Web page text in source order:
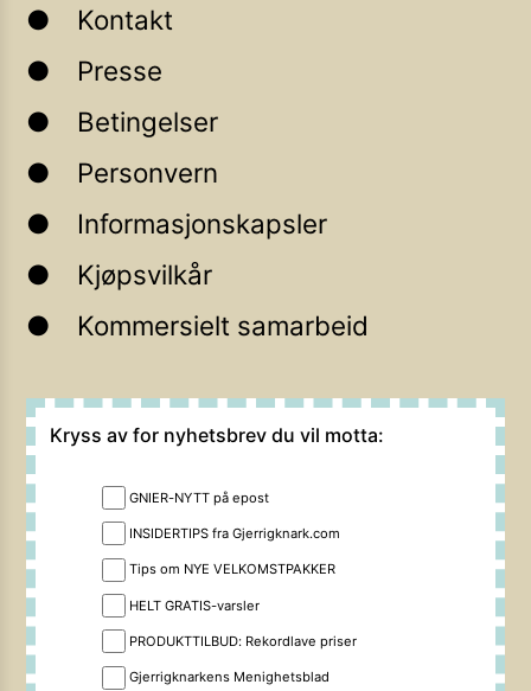
Kontakt
Presse
Betingelser
Personvern
Informasjonskapsler
Kjøpsvilkår
Kommersielt samarbeid
Kryss av for nyhetsbrev du vil motta:
GNIER-NYTT på epost
INSIDERTIPS fra Gjerrigknark.com
Tips om NYE VELKOMSTPAKKER
HELT GRATIS-varsler
PRODUKTTILBUD: Rekordlave priser
Gjerrigknarkens Menighetsblad